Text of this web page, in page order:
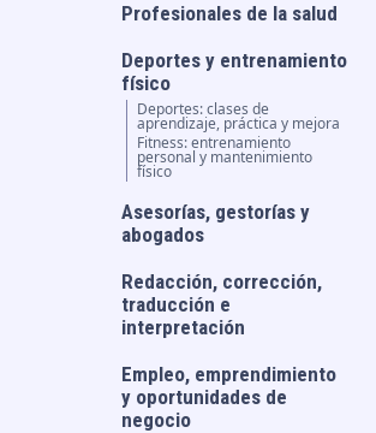
Profesionales de la salud
Deportes y entrenamiento
físico
Deportes: clases de
aprendizaje, práctica y mejora
Fitness: entrenamiento
personal y mantenimiento
físico
Asesorías, gestorías y
abogados
Redacción, corrección,
traducción e
interpretación
Empleo, emprendimiento
y oportunidades de
negocio